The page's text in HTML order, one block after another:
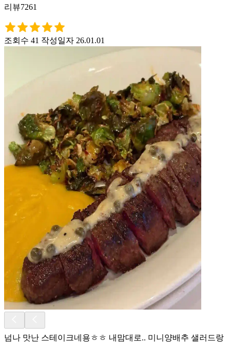
리뷰7261
조회수 41 작성일자 26.01.01
넘나 맛난 스테이크네용ㅎㅎ 내맘대로.. 미니양배추 샐러드랑